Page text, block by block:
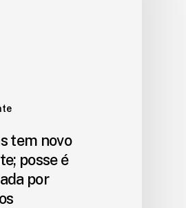
tem novo
posse é
por